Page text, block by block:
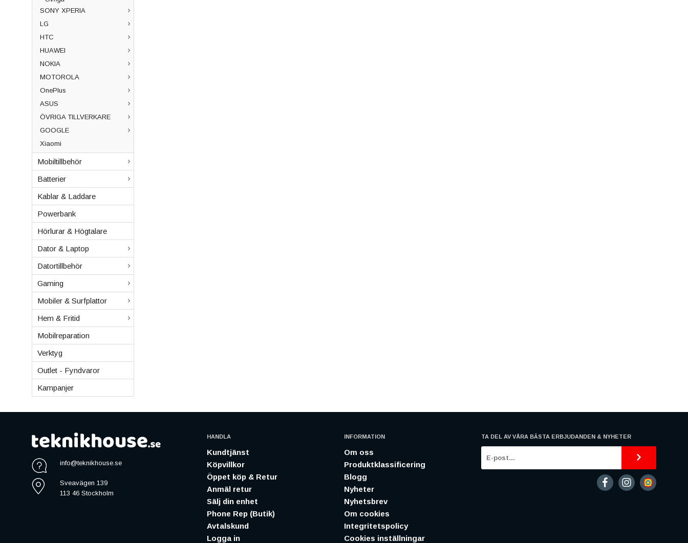
SONY XPERIA
LG
HTC
HUAWEI
NOKIA
MOTOROLA
OnePlus
ASUS
ÖVRIGA TILLVERKARE
GOOGLE
Xiaomi
Mobiltillbehör
Batterier
Kablar & Laddare
Powerbank
Hörlurar & Högtalare
Dator & Laptop
Datortillbehör
Gaming
Mobiler & Surfplattor
Hem & Fritid
Mobilreparation
Verktyg
Outlet - Fyndvaror
Kampanjer
info@teknikhouse.se
Sveavägen 139
113 46 Stockholm
HANDLA
Kundtjänst
Köpvillkor
Öppet köp & Retur
Anmäl retur
Sälj din enhet
Phone Rep (Butik)
Avtalskund
Logga in
INFORMATION
Om oss
Produktklassificering
Blogg
Nyheter
Nyhetsbrev
Om cookies
Integritetspolicy
Cookies inställningar
TA DEL AV VÅRA BÄSTA ERBJUDANDEN & NYHETER